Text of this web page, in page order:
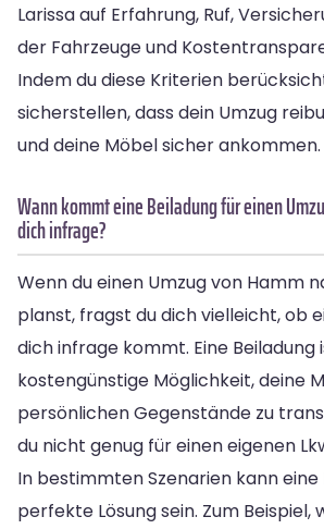
Larissa auf Erfahrung, Ruf,
der Fahrzeuge und
Indem du diese Kriterien
sicherstellen, dass dein Umzug
und deine Möbel sicher ankommen.
Wann kommt eine Beiladung für einen
dich infrage?
Wenn du einen Umzug von Hamm
planst, fragst du dich vielleicht, ob
dich infrage kommt. Eine Beiladung
kostengünstige Möglichkeit, deine
persönlichen Gegenstände zu
du nicht genug für einen eigenen
In bestimmten Szenarien kann eine
perfekte Lösung sein. Zum Beispiel,